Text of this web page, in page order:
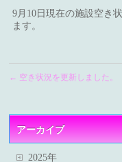
9月10日現在の施設空き
ます。
← 空き状況を更新しました。
アーカイブ
2025年